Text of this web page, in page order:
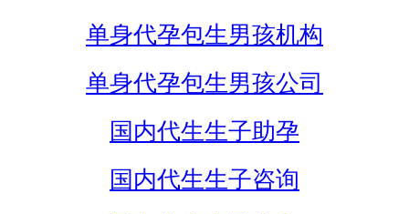
单身代孕包生男孩机构
单身代孕包生男孩公司
国内代生生子助孕
国内代生生子咨询